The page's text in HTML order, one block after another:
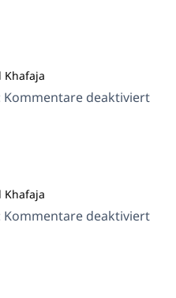
Khafaja
Kommentare deaktiviertfür
Khafaja
Kommentare deaktiviertfür